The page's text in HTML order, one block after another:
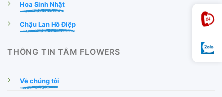
Hoa Sinh Nhật
Chậu Lan Hồ Điệp
THÔNG TIN TÂM FLOWERS
Về chúng tôi